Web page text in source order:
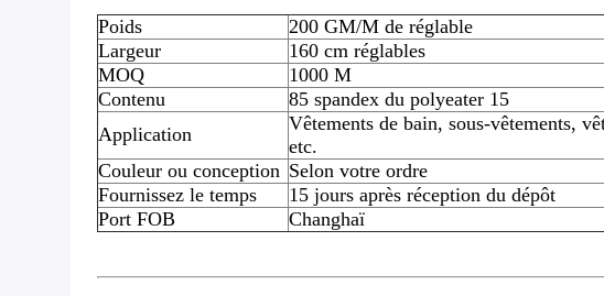
Poids
200 GM/M de réglable
Largeur
160 cm réglables
MOQ
1000 M
Contenu
85 spandex du polyeater 15
Application
Vêtements de bain, sous-vêtements,
etc.
Couleur ou conception Selon votre ordre
Fournissez le temps
15 jours après réception du dépôt
Port FOB
Changhaï